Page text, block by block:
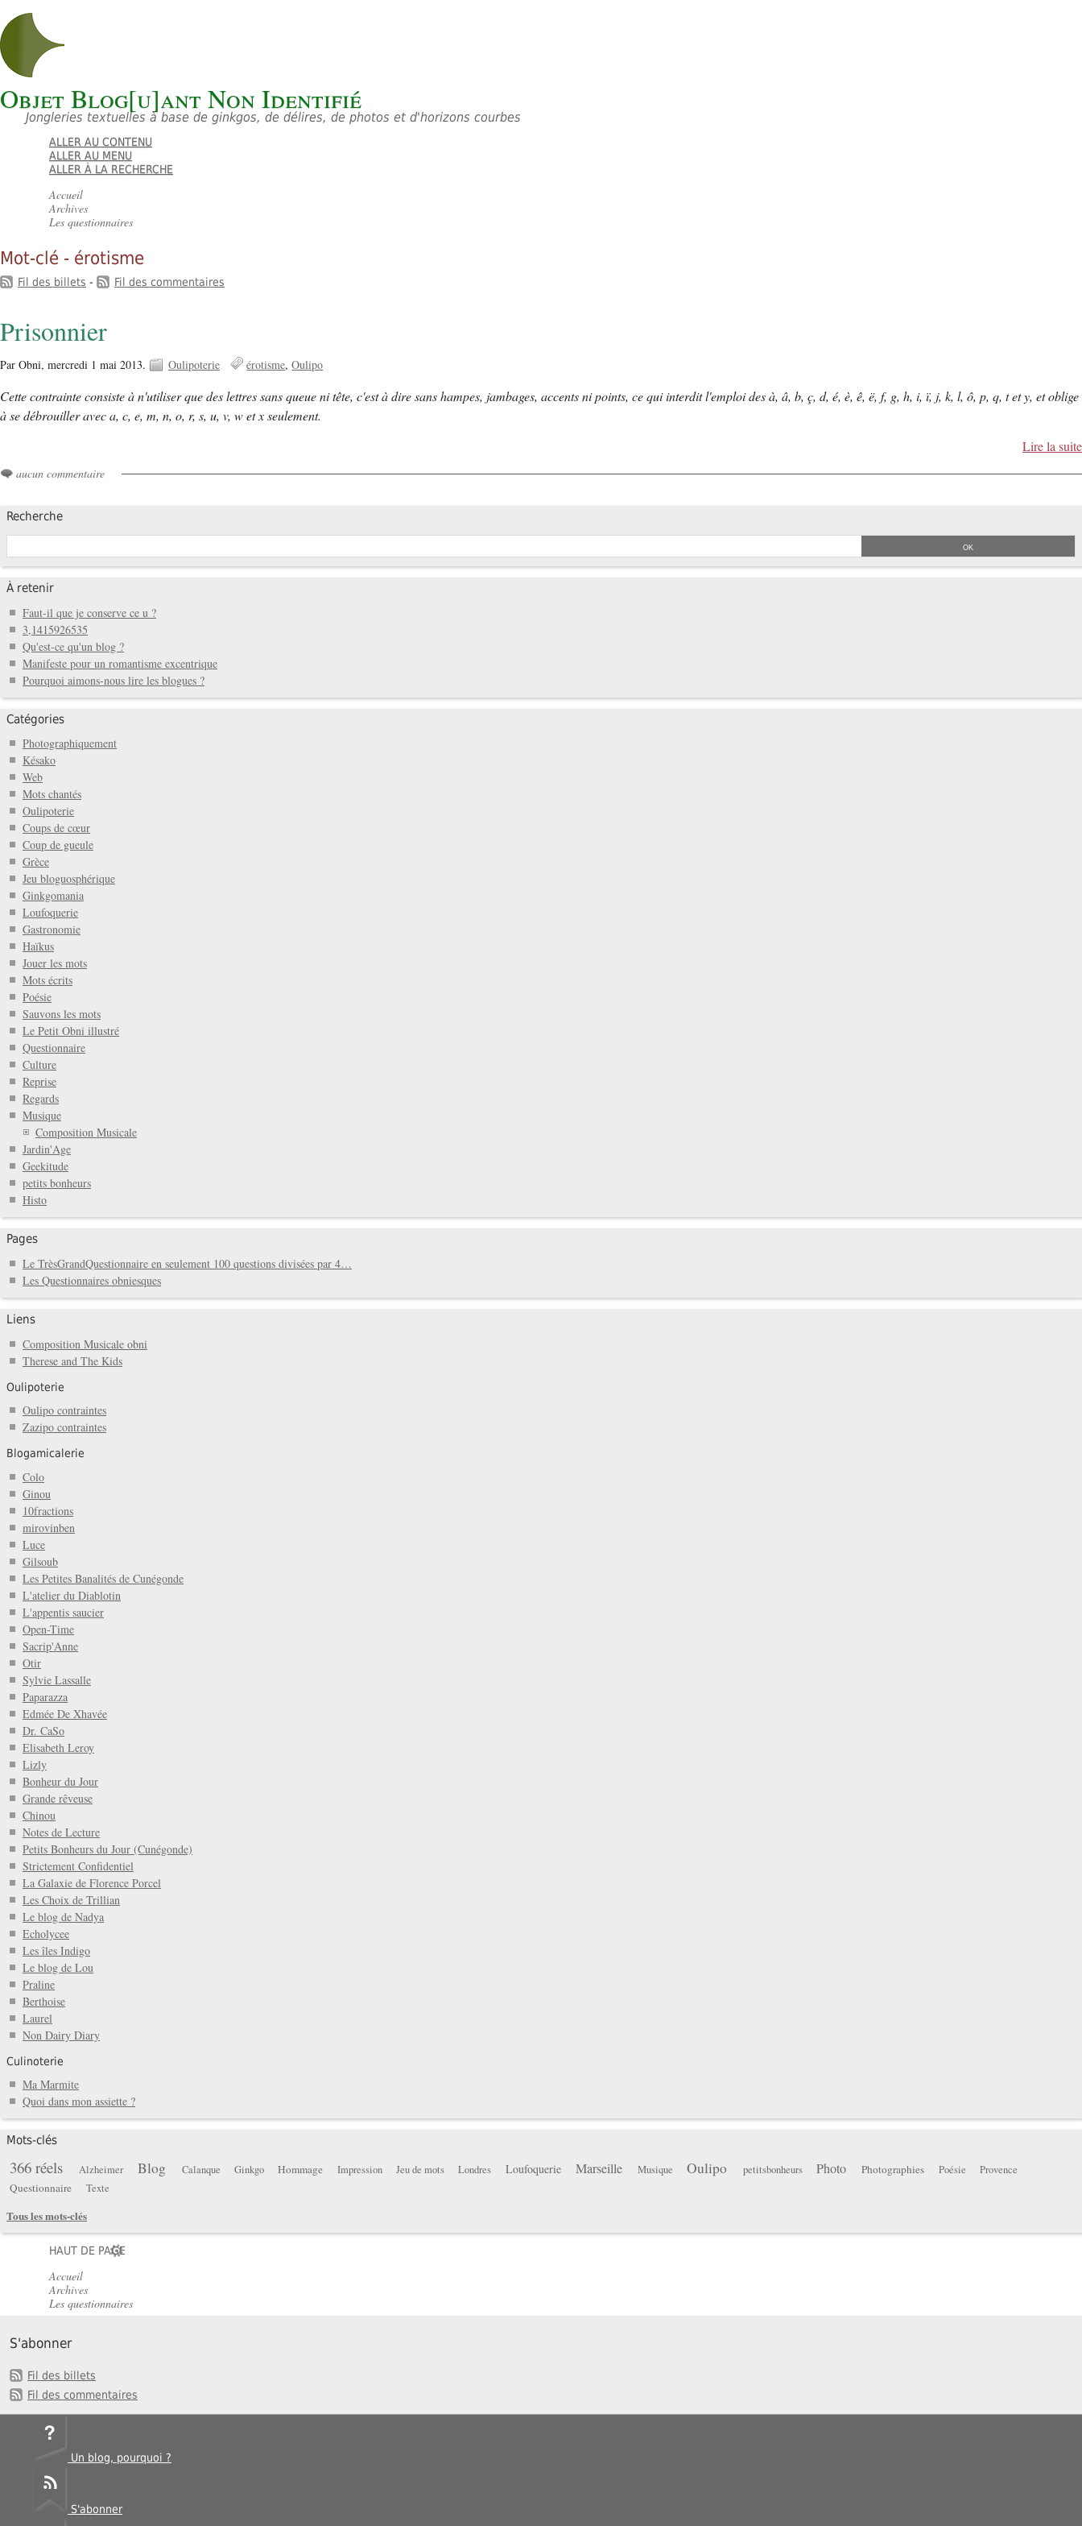
Objet Blog[u]ant Non Identifié
Jongleries textuelles à base de ginkgos, de délires, de photos et d'horizons courbes
ALLER AU CONTENU
ALLER AU MENU
ALLER À LA RECHERCHE
Accueil
Archives
Les questionnaires
Mot-clé - érotisme
Fil des billets - Fil des commentaires
Prisonnier
Par Obni, mercredi 1 mai 2013. Oulipoterie érotisme Oulipo
Cette contrainte consiste à n'utiliser que des lettres sans queue ni tête, c'est à dire sans hampes, jambages, accents ni points, ce qui interdit l'emploi des à, â, b, ç, d, é, è, ê, ë, f, g, h, i, ï, j, k, l, ô, p, q, t et y, et oblige
à se débrouiller avec a, c, e, m, n, o, r, s, u, v, w et x seulement.
Lire la suite
aucun commentaire
Recherche
À retenir
Faut-il que je conserve ce u ?
3,1415926535
Qu'est-ce qu'un blog ?
Manifeste pour un romantisme excentrique
Pourquoi aimons-nous lire les blogues ?
Catégories
Photographiquement
Késako
Web
Mots chantés
Oulipoterie
Coups de cœur
Coup de gueule
Grèce
Jeu bloguosphérique
Ginkgomania
Loufoquerie
Gastronomie
Haïkus
Jouer les mots
Mots écrits
Poésie
Sauvons les mots
Le Petit Obni illustré
Questionnaire
Culture
Reprise
Regards
Musique
Composition Musicale
Jardin'Age
Geekitude
petits bonheurs
Histo
Pages
Le TrèsGrandQuestionnaire en seulement 100 questions divisées par 4…
Les Questionnaires obniesques
Liens
Composition Musicale obni
Therese and The Kids
Oulipoterie
Oulipo contraintes
Zazipo contraintes
Blogamicalerie
Colo
Ginou
10fractions
mirovinben
Luce
Gilsoub
Les Petites Banalités de Cunégonde
L'atelier du Diablotin
L'appentis saucier
Open-Time
Sacrip'Anne
Otir
Sylvie Lassalle
Paparazza
Edmée De Xhavée
Dr. CaSo
Elisabeth Leroy
Lizly
Bonheur du Jour
Grande rêveuse
Chinou
Notes de Lecture
Petits Bonheurs du Jour (Cunégonde)
Strictement Confidentiel
La Galaxie de Florence Porcel
Les Choix de Trillian
Le blog de Nadya
Echolycee
Les îles Indigo
Le blog de Lou
Praline
Berthoise
Laurel
Non Dairy Diary
Culinoterie
Ma Marmite
Quoi dans mon assiette ?
Mots-clés
366 réels Alzheimer Blog Calanque Ginkgo Hommage Impression Jeu de mots Londres Loufoquerie Marseille Musique Oulipo petitsbonheurs Photo Photographies Poésie Provence
Questionnaire Texte
Tous les mots-clés
HAUT DE PAGE
Accueil
Archives
Les questionnaires
S'abonner
Fil des billets
Fil des commentaires
Un blog, pourquoi ?
S'abonner